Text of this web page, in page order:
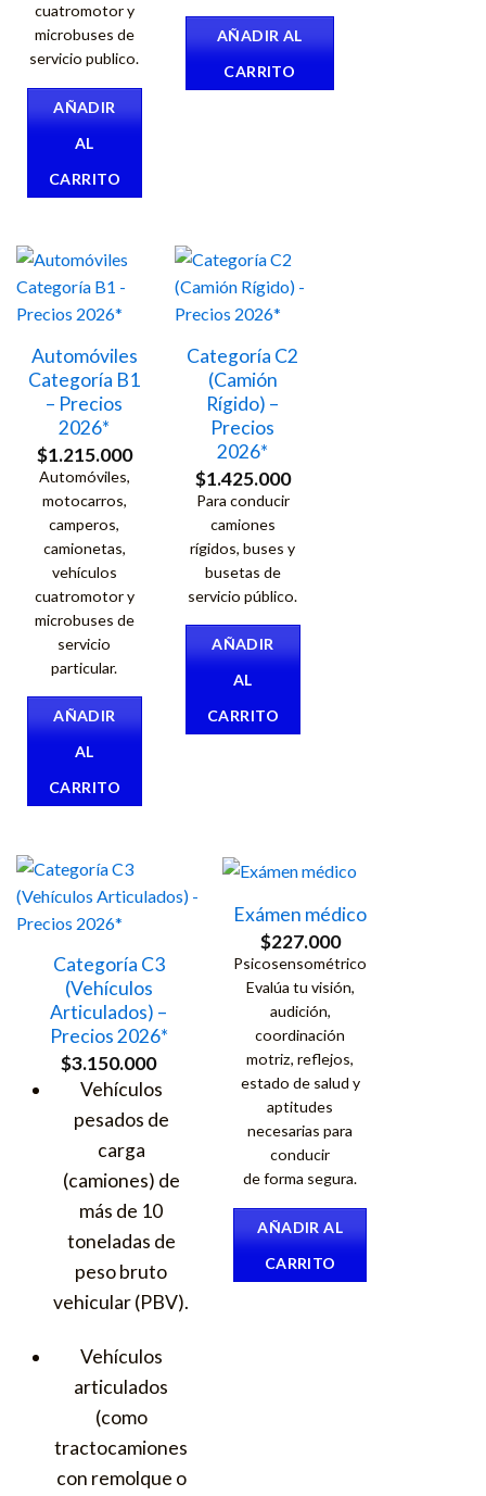
cuatromotor y
microbuses de
servicio publico.
AÑADIR
AL
CARRITO
AÑADIR AL
CARRITO
Automóviles
Categoría B1
– Precios
2026*
$1.215.000
Automóviles,
motocarros,
camperos,
camionetas,
vehículos
cuatromotor y
microbuses de
servicio
particular.
AÑADIR
AL
CARRITO
Categoría C2
(Camión
Rígido) –
Precios
2026*
$1.425.000
Para conducir
camiones
rígidos, buses y
busetas de
servicio público.
AÑADIR
AL
CARRITO
Categoría C3
(Vehículos
Articulados) –
Precios 2026*
$3.150.000
Vehículos
pesados de
carga
(camiones) de
más de 10
toneladas de
peso bruto
vehicular (PBV).
Vehículos
articulados
(como
tractocamiones
con remolque o
Exámen médico
$227.000
Psicosensométrico
Evalúa tu visión,
audición,
coordinación
motriz, reflejos,
estado de salud y
aptitudes
necesarias para
conducir
de forma segura.
AÑADIR AL
CARRITO